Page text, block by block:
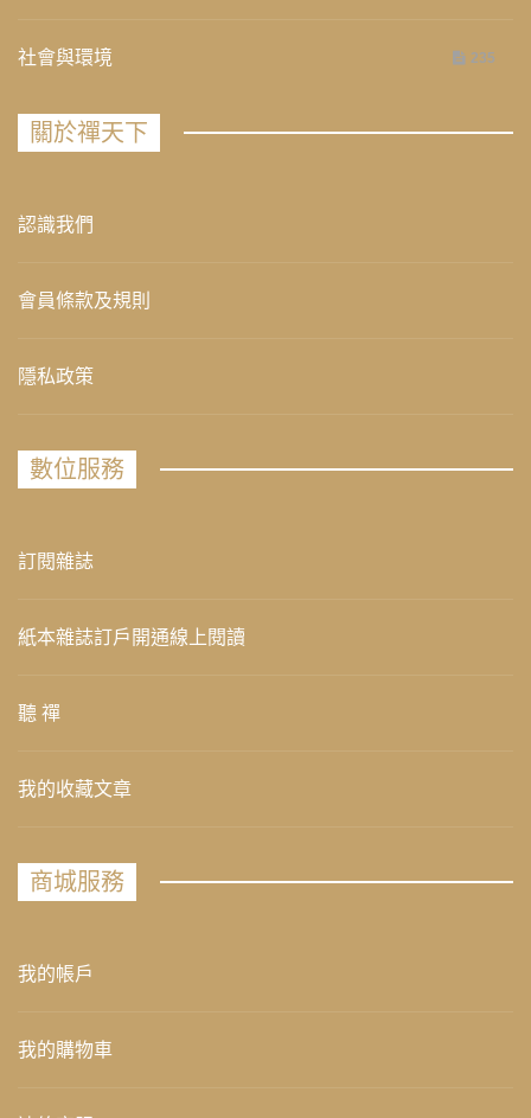
社會與環境 235
關於禪天下
認識我們
會員條款及規則
隱私政策
數位服務
訂閱雜誌
紙本雜誌訂戶開通線上閱讀
聽 禪
我的收藏文章
商城服務
我的帳戶
我的購物車